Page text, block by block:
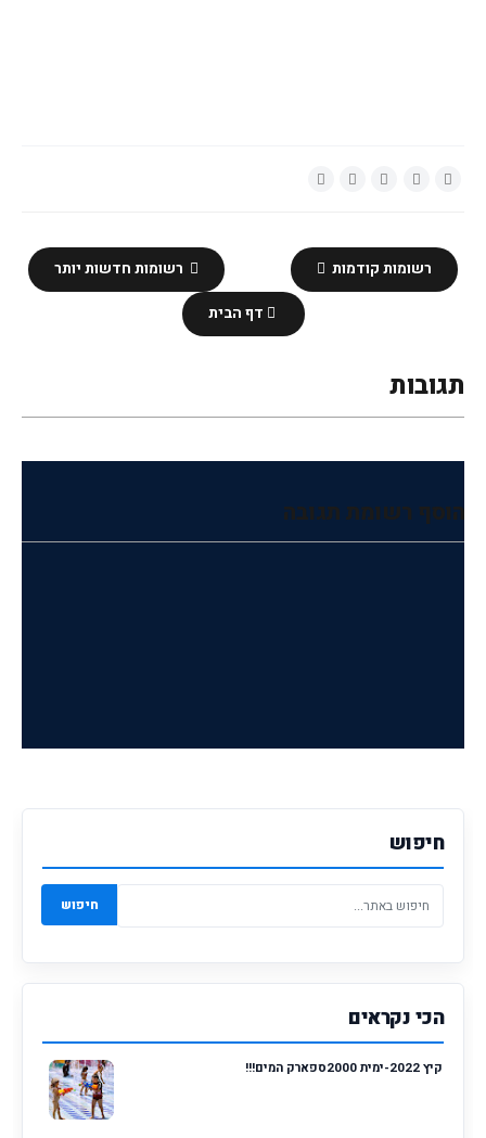
רשומות חדשות יותר רשומות קודמות
דף הבית
תגובות
הוסף רשומת תגובה
חיפוש
חיפוש
הכי נקראים
קיץ 2022-ימית 2000ספארק המים!!!